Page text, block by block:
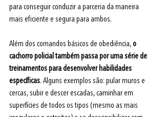
para conseguir conduzir a parceria da maneira
mais eficiente e segura para ambos.
Além dos comandos básicos de obediência, o
cachorro policial também passa por uma série de
treinamentos para desenvolver habilidades
específicas. Alguns exemplos são: pular muros e
cercas, subir e descer escadas, caminhar em
superfícies de todos os tipos (mesmo as mais